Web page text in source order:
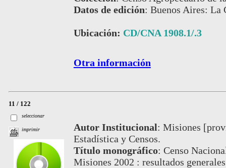
Datos de edición: Buenos Aires: La
Ubicación: CD/CNA 1908.1/.3
Otra información
11 / 122
seleccionar
imprimir Autor Institucional: Misiones
Estadística y Censos.
Título monográfico: Censo
Misiones 2002 : resultados generales